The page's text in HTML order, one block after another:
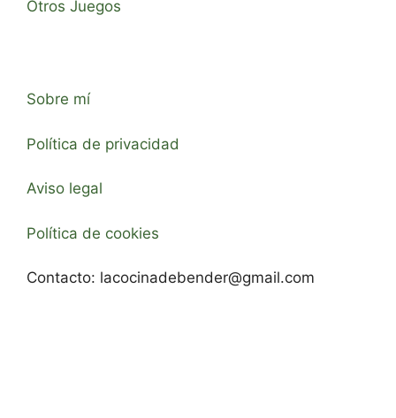
Otros Juegos
Sobre mí
Política de privacidad
Aviso legal
Política de cookies
Contacto: lacocinadebender@gmail.com